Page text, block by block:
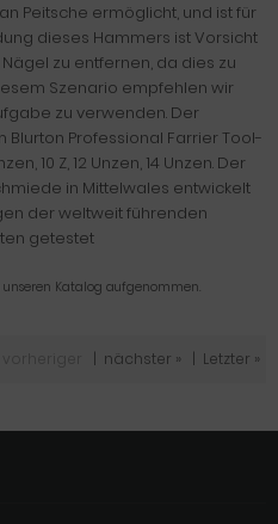
Peitsche ermöglicht, und ist für
dieses Hammers ist Vorsicht
zu entfernen, da dies zu
Szenario empfehlen wir
zu verwenden. Der
Blurton Professional Farrier Tool-
10 Z, 12 Unzen, 14 Unzen. Der
in Mittelwales entwickelt
der weltweit führenden
getestet
unseren Katalog aufgenommen.
nächster » Letzter »